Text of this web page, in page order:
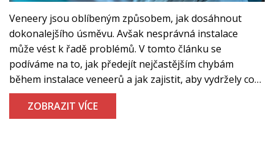
Veneery jsou oblíbeným způsobem, jak dosáhnout
dokonalejšího úsměvu. Avšak nesprávná instalace
může vést k řadě problémů. V tomto článku se
podíváme na to, jak předejít nejčastějším chybám
během instalace veneerů a jak zajistit, aby vydržely co
nejdéle.
ZOBRAZIT VÍCE